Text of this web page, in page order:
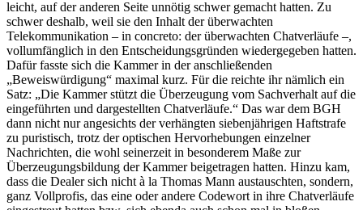
leicht, auf der anderen Seite unnötig schwer gemacht hatten. Zu
schwer deshalb, weil sie den Inhalt der überwachten
Telekommunikation – in concreto: der überwachten Chatverläufe –,
vollumfänglich in den Entscheidungsgründen wiedergegeben hatten.
Dafür fasste sich die Kammer in der anschließenden
„Beweiswürdigung“ maximal kurz. Für die reichte ihr nämlich ein
Satz: „Die Kammer stützt die Überzeugung vom Sachverhalt auf die
eingeführten und dargestellten Chatverläufe.“ Das war dem BGH
dann nicht nur an­gesichts der verhängten siebenjährigen Haftstrafe
zu puristisch, trotz der optischen Hervorhebungen einzelner
Nachrichten, die wohl seinerzeit in besonderem Maße zur
Überzeugungsbildung der Kammer beigetragen hatten. Hinzu kam,
dass die Dealer sich nicht à la ­Thomas Mann austauschten, sondern,
ganz Vollprofis, das eine oder andere Codewort in ihre Chatverläufe